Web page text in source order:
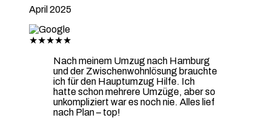
April 2025
★★★★★
Nach meinem Umzug nach Hamburg
und der Zwischenwohnlösung brauchte
ich für den Hauptumzug Hilfe. Ich
hatte schon mehrere Umzüge, aber so
unkompliziert war es noch nie. Alles lief
nach Plan – top!